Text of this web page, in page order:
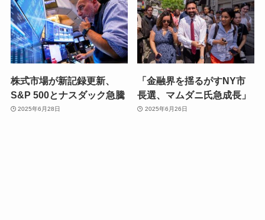
株式市場が新記録更新、
S&P 500とナスダック急騰
2025年6月28日
「金融界を揺るがすNY市
長選、マムダニ氏急成長」
2025年6月26日